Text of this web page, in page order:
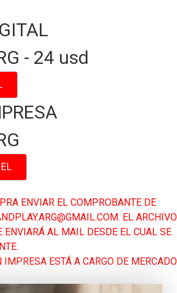
- 24 usd
ENVIAR EL COMPROBANTE DE
. EL ARCHIVO
ENVIARÁ AL MAIL DESDE EL CUAL SE
IMPRESA ESTÁ A CARGO DE MERCADO